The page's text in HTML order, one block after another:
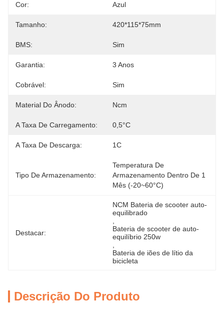
Cor: Azul
Tamanho: 420*115*75mm
BMS: Sim
Garantia: 3 Anos
Cobrável: Sim
Material Do Ânodo: Ncm
A Taxa De Carregamento: 0,5°C
A Taxa De Descarga: 1C
Tipo De Armazenamento:
Temperatura De
Armazenamento Dentro De 1
Mês (-20~60°C)
Destacar:
NCM Bateria de scooter auto-
equilibrado
Bateria de scooter de auto-
equilíbrio 250w
Bateria de iões de lítio da
bicicleta
Descrição Do Produto